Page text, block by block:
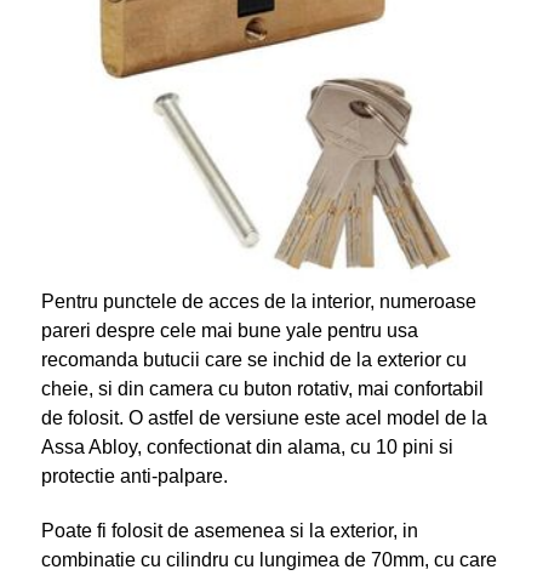
Pentru punctele de acces de la interior, numeroase
pareri despre cele mai bune yale pentru usa
recomanda butucii care se inchid de la exterior cu
cheie, si din camera cu buton rotativ, mai confortabil
de folosit. O astfel de versiune este acel model de la
Assa Abloy, confectionat din alama, cu 10 pini si
protectie anti-palpare.
Poate fi folosit de asemenea si la exterior, in
combinatie cu cilindru cu lungimea de 70mm, cu care